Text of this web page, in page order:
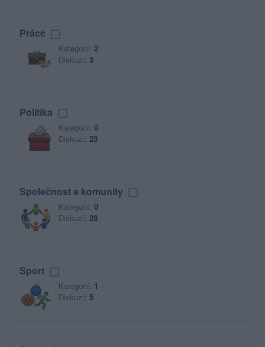
Práce
Kategorií: 2
Diskuzí: 3
Politika
Kategorií: 0
Diskuzí: 23
Společnost a komunity
Kategorií: 0
Diskuzí: 28
Sport
Kategorií: 1
Diskuzí: 5